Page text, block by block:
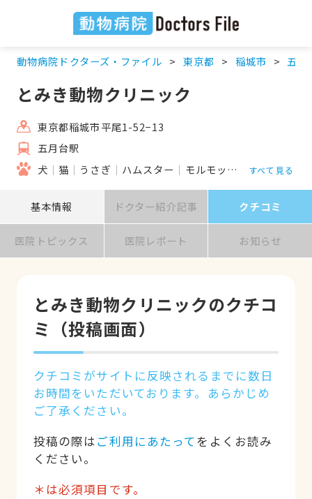
動物病院ドクターズ・ファイル 東京都 稲城市 五月
とみき動物クリニック
東京都稲城市平尾1-52−13
五月台駅
犬
猫 うさぎ ハムスター モルモット フェレット
すべて見る
基本情報 ドクター紹介記事 クチコミ
医院トピックス 医院レポート お知らせ
とみき動物クリニックのクチコ
ミ（投稿画面）
クチコミがサイトに反映されるまでに数日
お時間をいただいております。あらかじめ
ご了承ください。
投稿の際はご利用にあたってをよくお読み
ください。
＊は必須項目です。